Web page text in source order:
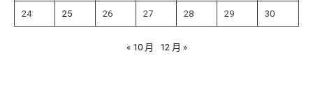
24 25 26 27 28 29 30
« 10 月 12 月 »